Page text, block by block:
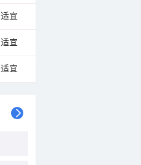
适宜
适宜
适宜